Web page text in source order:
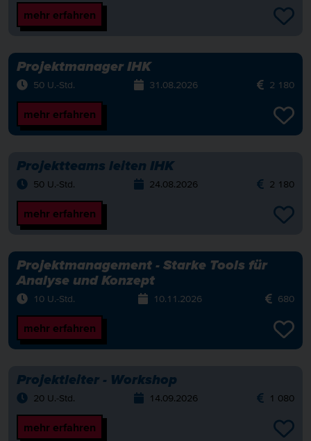
mehr erfahren
Projektmanager IHK
50 U.-Std. 31.08.2026 2 180
mehr erfahren
Projektteams leiten IHK
50 U.-Std. 24.08.2026 2 180
mehr erfahren
Projektmanagement - Starke Tools für
Analyse und Konzept
10 U.-Std. 10.11.2026 680
mehr erfahren
Projektleiter - Workshop
20 U.-Std. 14.09.2026 1 080
mehr erfahren